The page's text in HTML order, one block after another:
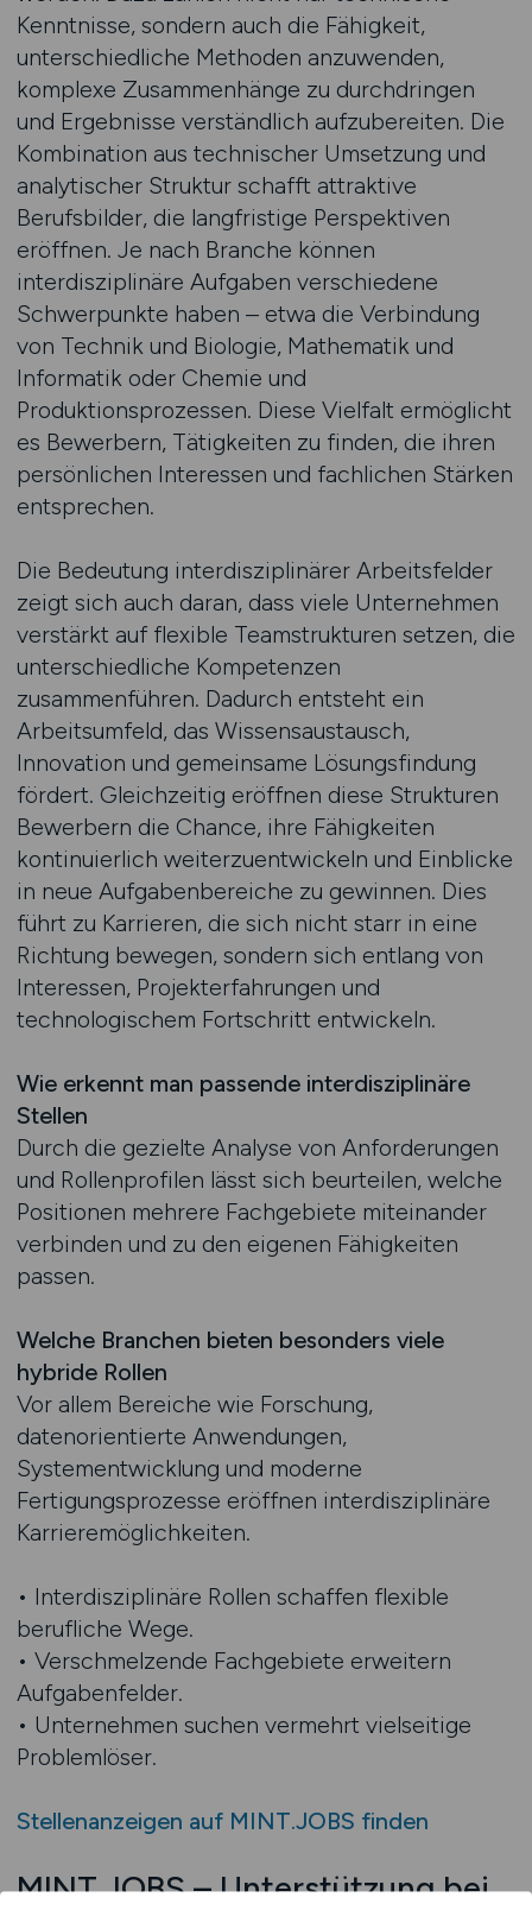
Kenntnisse, sondern auch die Fähigkeit,
unterschiedliche Methoden anzuwenden,
komplexe Zusammenhänge zu durchdringen
und Ergebnisse verständlich aufzubereiten. Die
Kombination aus technischer Umsetzung und
analytischer Struktur schafft attraktive
Berufsbilder, die langfristige Perspektiven
eröffnen. Je nach Branche können
interdisziplinäre Aufgaben verschiedene
Schwerpunkte haben – etwa die Verbindung
von Technik und Biologie, Mathematik und
Informatik oder Chemie und
Produktionsprozessen. Diese Vielfalt ermöglicht
es Bewerbern, Tätigkeiten zu finden, die ihren
persönlichen Interessen und fachlichen Stärken
entsprechen.
Die Bedeutung interdisziplinärer Arbeitsfelder
zeigt sich auch daran, dass viele Unternehmen
verstärkt auf flexible Teamstrukturen setzen, die
unterschiedliche Kompetenzen
zusammenführen. Dadurch entsteht ein
Arbeitsumfeld, das Wissensaustausch,
Innovation und gemeinsame Lösungsfindung
fördert. Gleichzeitig eröffnen diese Strukturen
Bewerbern die Chance, ihre Fähigkeiten
kontinuierlich weiterzuentwickeln und Einblicke
in neue Aufgabenbereiche zu gewinnen. Dies
führt zu Karrieren, die sich nicht starr in eine
Richtung bewegen, sondern sich entlang von
Interessen, Projekterfahrungen und
technologischem Fortschritt entwickeln.
Wie erkennt man passende interdisziplinäre
Stellen
Durch die gezielte Analyse von Anforderungen
und Rollenprofilen lässt sich beurteilen, welche
Positionen mehrere Fachgebiete miteinander
verbinden und zu den eigenen Fähigkeiten
passen.
Welche Branchen bieten besonders viele
hybride Rollen
Vor allem Bereiche wie Forschung,
datenorientierte Anwendungen,
Systementwicklung und moderne
Fertigungsprozesse eröffnen interdisziplinäre
Karrieremöglichkeiten.
• Interdisziplinäre Rollen schaffen flexible
berufliche Wege.
• Verschmelzende Fachgebiete erweitern
Aufgabenfelder.
• Unternehmen suchen vermehrt vielseitige
Problemlöser.
Stellenanzeigen auf MINT.JOBS finden
MINT.JOBS – Unterstützung bei